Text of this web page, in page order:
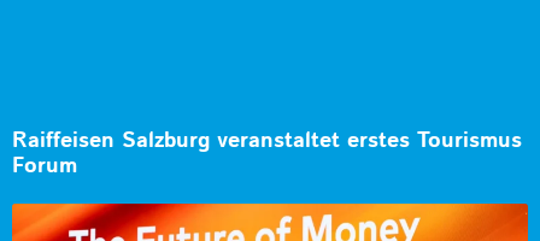
Raiffeisen Salzburg veranstaltet erstes Tourismus
Forum